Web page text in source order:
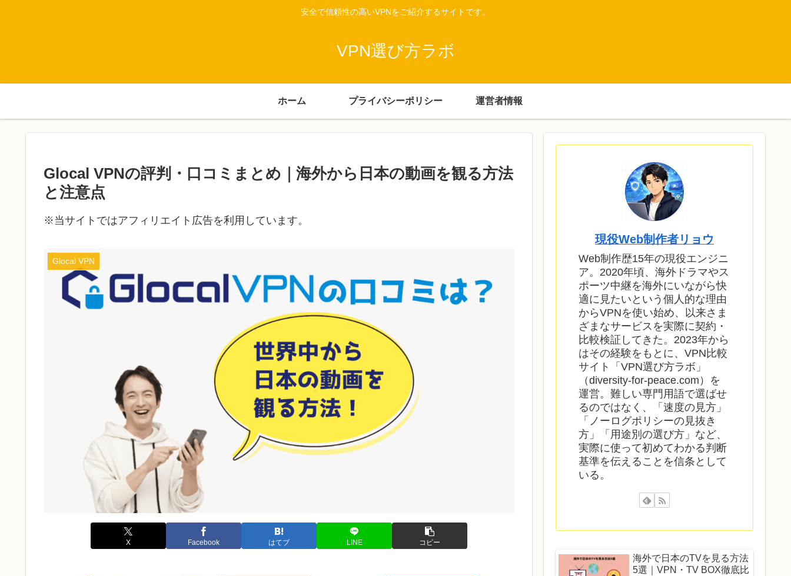
安全で信頼性の高いVPNをご紹介するサイトです。
VPN選び方ラボ
ホーム プライバシーポリシー 運営者情報
Glocal VPNの評判・口コミまとめ｜海外から日本の動画を観る方法
と注意点
※当サイトではアフィリエイト広告を利用しています。
Glocal VPN
X Facebook はてブ LINE コピー
現役Web制作者リョウ
Web制作歴15年の現役エンジニ
ア。2020年頃、海外ドラマやス
ポーツ中継を海外にいながら快
適に見たいという個人的な理由
からVPNを使い始め、以来さま
ざまなサービスを実際に契約・
比較検証してきた。2023年から
はその経験をもとに、VPN比較
サイト「VPN選び方ラボ」
（diversity-for-peace.com）を
運営。難しい専門用語で選ばせ
るのではなく、「速度の見方」
「ノーログポリシーの見抜き
方」「用途別の選び方」など、
実際に使って初めてわかる判断
基準を伝えることを信条として
いる。
海外で日本のTVを見る方法
5選｜VPN・TV BOX徹底比